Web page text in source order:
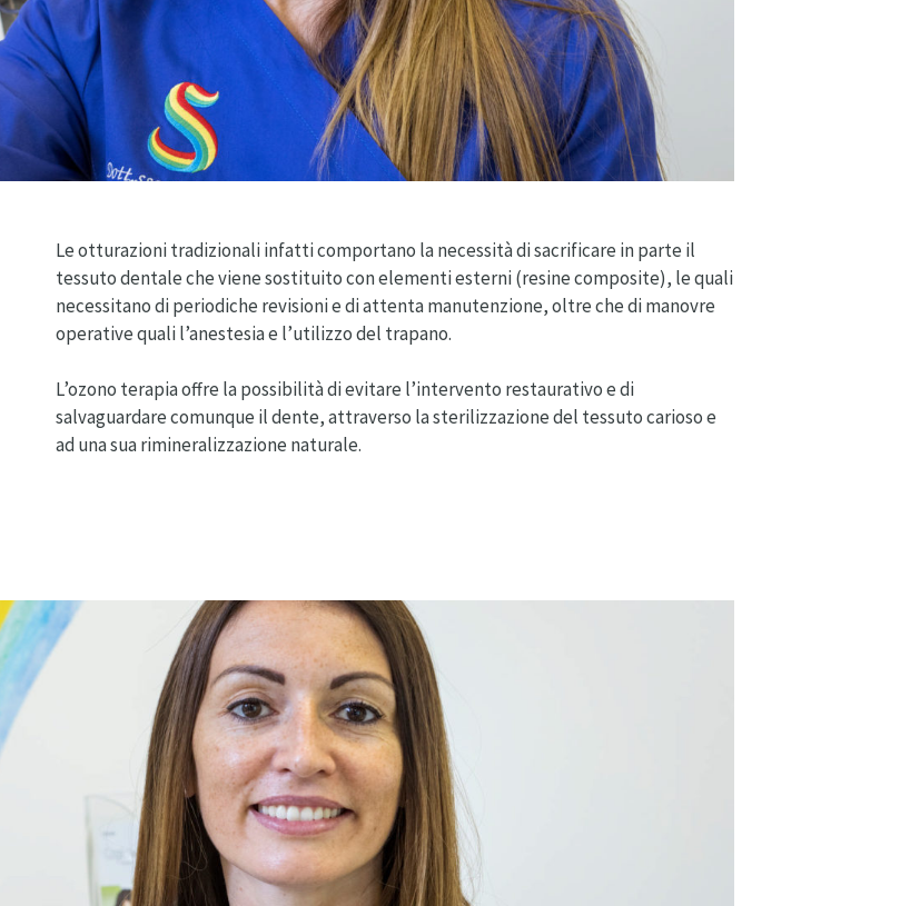
Le otturazioni tradizionali infatti comportano la necessità di sacrificare in parte il
tessuto dentale che viene sostituito con elementi esterni (resine composite), le quali
necessitano di periodiche revisioni e di attenta manutenzione, oltre che di manovre
operative quali l’anestesia e l’utilizzo del trapano.
L’ozono terapia offre la possibilità di evitare l’intervento restaurativo e di
salvaguardare comunque il dente, attraverso la sterilizzazione del tessuto carioso e
ad una sua rimineralizzazione naturale.